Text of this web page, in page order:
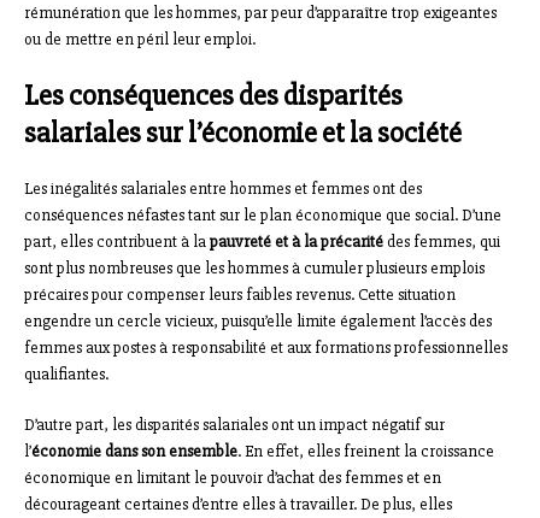
rémunération que les hommes, par peur d’apparaître trop exigeantes
ou de mettre en péril leur emploi.
Les conséquences des disparités
salariales sur l’économie et la société
Les inégalités salariales entre hommes et femmes ont des
conséquences néfastes tant sur le plan économique que social. D’une
part, elles contribuent à lapauvreté et à la précaritédes femmes, qui
sont plus nombreuses que les hommes à cumuler plusieurs emplois
précaires pour compenser leurs faibles revenus. Cette situation
engendre un cercle vicieux, puisqu’elle limite également l’accès des
femmes aux postes à responsabilité et aux formations professionnelles
qualifiantes.
D’autre part, les disparités salariales ont un impact négatif sur
l’économie dans son ensemble. En effet, elles freinent la croissance
économique en limitant le pouvoir d’achat des femmes et en
décourageant certaines d’entre elles à travailler. De plus, elles